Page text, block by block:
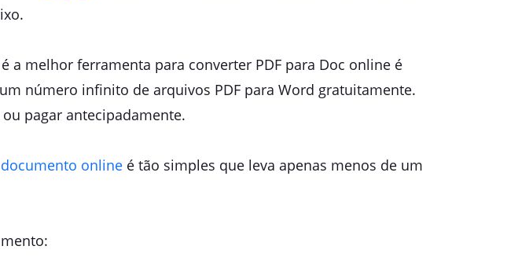
a melhor ferramenta para converter PDF para Doc online é
número infinito de arquivos PDF para Word gratuitamente.
pagar antecipadamente.
online é tão simples que leva apenas menos de um